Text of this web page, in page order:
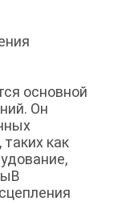
основной
Он
как